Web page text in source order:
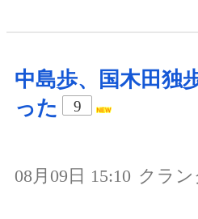
中島歩、国木田独
った
9
08月09日 15:10 クラン